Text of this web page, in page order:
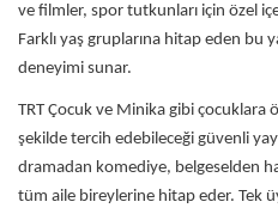
ve filmler, spor tutkunları için özel
Farklı yaş gruplarına hitap eden bu
deneyimi sunar.
TRT Çocuk ve Minika gibi çocuklara
şekilde tercih edebileceği güvenli
dramadan komediye, belgeselden
tüm aile bireylerine hitap eder. Tek